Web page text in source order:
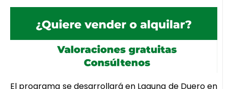
El programa se desarrollará en Laguna de Duero en